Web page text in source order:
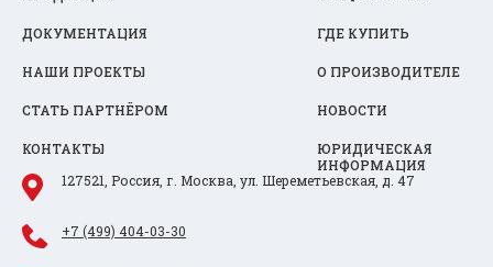
ДОКУМЕНТАЦИЯ ГДЕ КУПИТЬ
НАШИ ПРОЕКТЫ О ПРОИЗВОДИТЕЛЕ
СТАТЬ ПАРТНЁРОМ НОВОСТИ
КОНТАКТЫ
ЮРИДИЧЕСКАЯ
ИНФОРМАЦИЯ
127521, Россия, г. Москва, ул. Шереметьевская, д. 47
+7 (499) 404-03-30